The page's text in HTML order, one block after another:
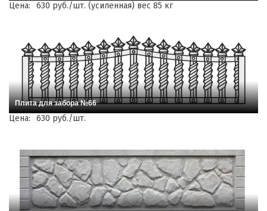
Цена: 630 руб./шт. (усиленная) вес 85 кг
Плита для забора №66
Цена: 630 руб./шт.